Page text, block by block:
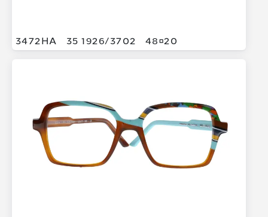
3472HA 35 1926/3702 4820